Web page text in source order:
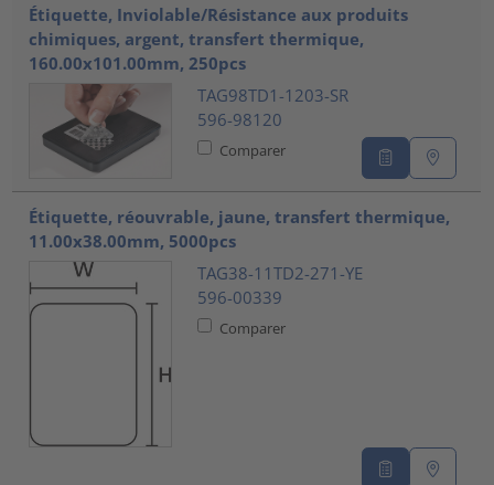
Étiquette, Inviolable/Résistance aux produits
chimiques, argent, transfert thermique,
160.00x101.00mm, 250pcs
TAG98TD1-1203-SR
596-98120
Comparer
Étiquette, réouvrable, jaune, transfert thermique,
11.00x38.00mm, 5000pcs
TAG38-11TD2-271-YE
596-00339
Comparer